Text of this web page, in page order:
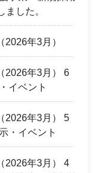
した。
年3月）
2026年3月） 6
イベント
2026年3月） 5
・イベント
2026年3月） 4